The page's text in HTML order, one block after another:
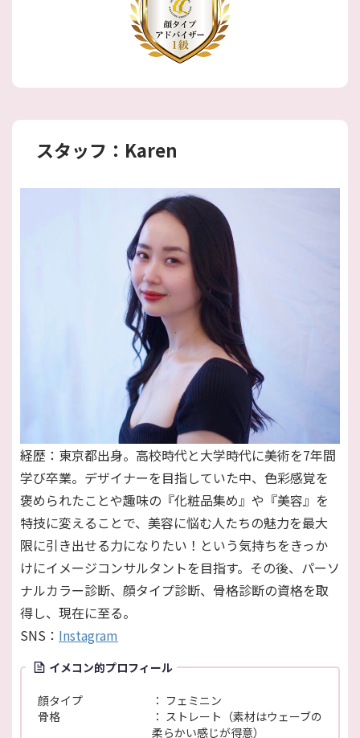
スタッフ：Karen
経歴：東京都出身。高校時代と大学時代に美術を7年間
学び卒業。デザイナーを目指していた中、色彩感覚を
褒められたことや趣味の『化粧品集め』や『美容』を
特技に変えることで、美容に悩む人たちの魅力を最大
限に引き出せる力になりたい！という気持ちをきっか
けにイメージコンサルタントを目指す。その後、パーソ
ナルカラー診断、顔タイプ診断、骨格診断の資格を取
得し、現在に至る。
SNS： Instagram
イメコン的プロフィール
顔タイプ
フェミニン
骨格
ストレート（素材はウェーブの
柔らかい感じが得意）